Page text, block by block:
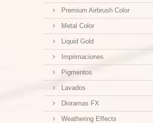
Premium Airbrush Color
Metal Color
Liquid Gold
Imprimaciones
Pigmentos
Lavados
Dioramas FX
Weathering Effects